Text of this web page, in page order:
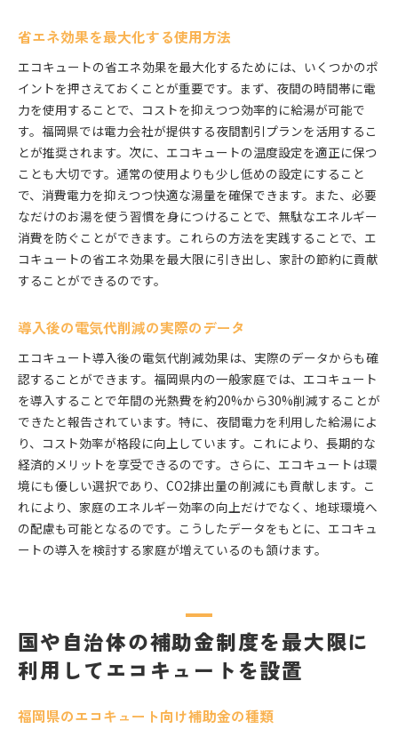
省エネ効果を最大化する使用方法
エコキュートの省エネ効果を最大化するためには、いくつかのポ
イントを押さえておくことが重要です。まず、夜間の時間帯に電
力を使用することで、コストを抑えつつ効率的に給湯が可能で
す。福岡県では電力会社が提供する夜間割引プランを活用するこ
とが推奨されます。次に、エコキュートの温度設定を適正に保つ
ことも大切です。通常の使用よりも少し低めの設定にすること
で、消費電力を抑えつつ快適な湯量を確保できます。また、必要
なだけのお湯を使う習慣を身につけることで、無駄なエネルギー
消費を防ぐことができます。これらの方法を実践することで、エ
コキュートの省エネ効果を最大限に引き出し、家計の節約に貢献
することができるのです。
導入後の電気代削減の実際のデータ
エコキュート導入後の電気代削減効果は、実際のデータからも確
認することができます。福岡県内の一般家庭では、エコキュート
を導入することで年間の光熱費を約20%から30%削減することが
できたと報告されています。特に、夜間電力を利用した給湯によ
り、コスト効率が格段に向上しています。これにより、長期的な
経済的メリットを享受できるのです。さらに、エコキュートは環
境にも優しい選択であり、CO2排出量の削減にも貢献します。こ
れにより、家庭のエネルギー効率の向上だけでなく、地球環境へ
の配慮も可能となるのです。こうしたデータをもとに、エコキュ
ートの導入を検討する家庭が増えているのも頷けます。
国や自治体の補助金制度を最大限に
利用してエコキュートを設置
福岡県のエコキュート向け補助金の種類